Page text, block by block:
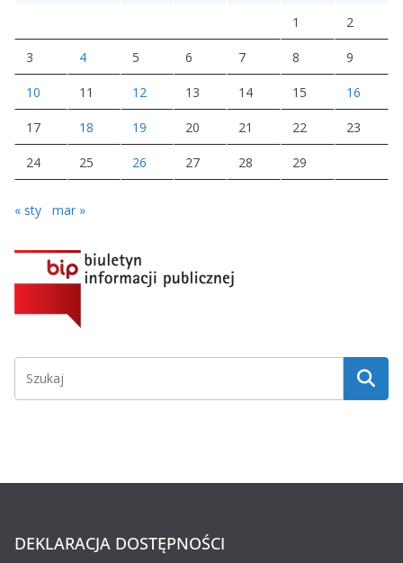
1 2
3 4 5 6 7 8 9
10 11 12 13 14 15 16
17 18 19 20 21 22 23
24 25 26 27 28 29
« sty mar »
DEKLARACJA DOSTĘPNOŚCI